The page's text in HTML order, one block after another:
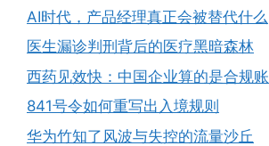
AI时代，产品经理真正会被替代什么
医生漏诊判刑背后的医疗黑暗森林
西药见效快：中国企业算的是合规账
841号令如何重写出入境规则
华为竹知了风波与失控的流量沙丘